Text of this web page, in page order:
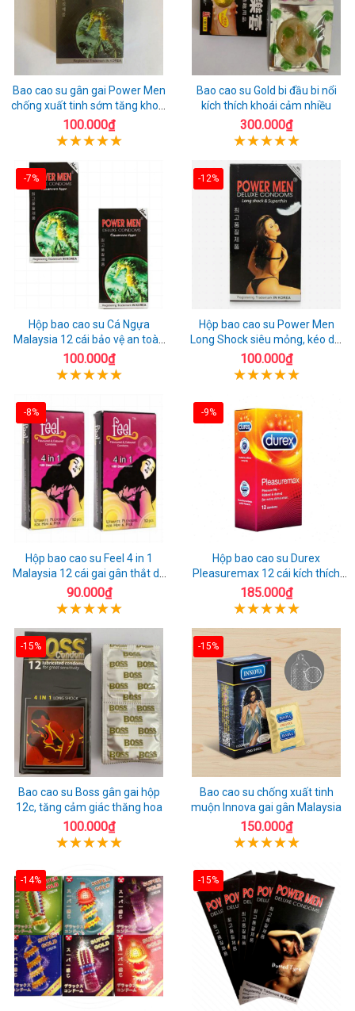
Bao cao su gân gai Power Men
chống xuất tinh sớm tăng khoái
cảm
100.000₫
Bao cao su Gold bi đầu bi nổi
kích thích khoái cảm nhiều
300.000₫
-7%
Hộp bao cao su Cá Ngựa
Malaysia 12 cái bảo vệ an toàn
tuyệt đối
100.000₫
-12%
Hộp bao cao su Power Men
Long Shock siêu mỏng, kéo dài
quan hệ thoải mái
100.000₫
-8%
Hộp bao cao su Feel 4 in 1
Malaysia 12 cái gai gân thắt dễ
sử dụng
90.000₫
-9%
Hộp bao cao su Durex
Pleasuremax 12 cái kích thích
tăng khoái cảm
185.000₫
-15%
Bao cao su Boss gân gai hộp
12c, tăng cảm giác thăng hoa
100.000₫
-15%
Bao cao su chống xuất tinh
muộn Innova gai gân Malaysia
150.000₫
-14% -15%